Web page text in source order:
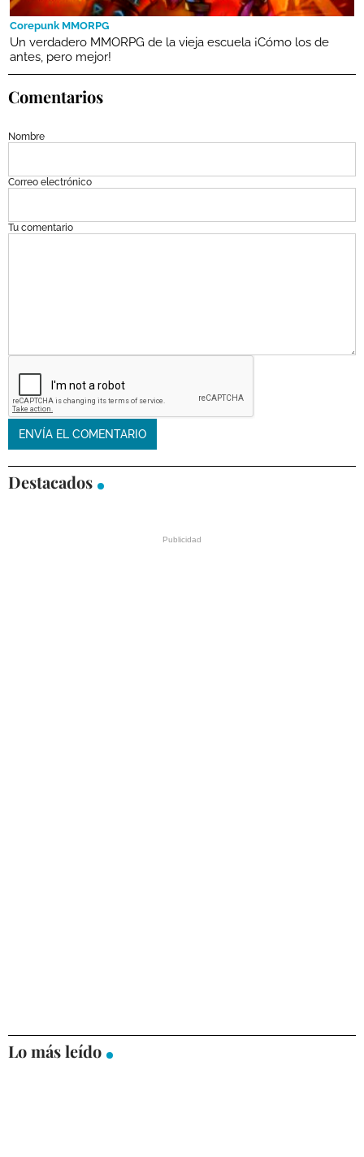
Corepunk MMORPG
Un verdadero MMORPG de la vieja escuela ¡Cómo los de
antes, pero mejor!
Comentarios
Nombre
Correo electrónico
Tu comentario
Destacados
Lo más leído